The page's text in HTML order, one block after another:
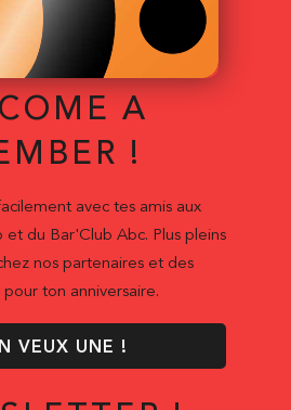
A
!
avec tes amis aux
et du Bar'Club Abc. Plus pleins
nos partenaires et des
pour ton anniversaire.
VEUX UNE !